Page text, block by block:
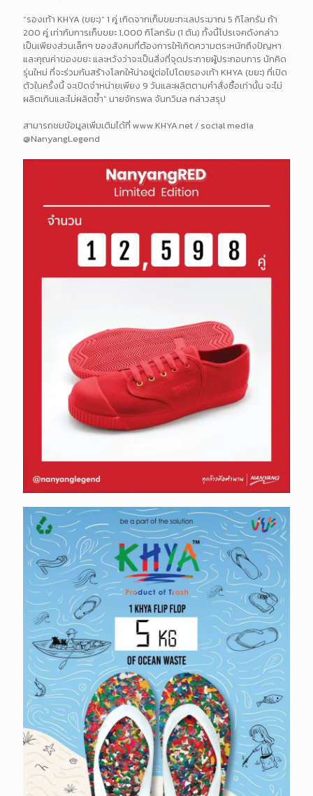
“รองเท้า KHYA (ขยะ)” 1 คู่ เกิดจากเก็บขยะทะเลประมาณ 5 กิโลกรัม ถ้า
200 คู่ เท่ากับการเก็บขยะ 1,000 กิโลกรัม (1 ตัน) ทั้งนี้โปรเจคดังกล่าว
เป็นเพียงส่วนเล็กๆ ของสังคมที่ต้องการให้เกิดความตระหนักถึงปัญหา
และคุณค่าของขยะ และหวังว่าจะเป็นสิ่งที่จุดประกายผู้ประกอบการ นักคิด
รุ่นใหม่ ที่จะร่วมกันสร้างโลกให้น่าอยู่ต่อไปโดยรองเท้า KHYA (ขยะ) ที่เปิด
ตัวในครั้งนี้ จะเปิดจำหน่ายเพียง 9 วันและผลิตตามคำสั่งซื้อเท่านั้น จะไม่
ผลิตเกินและไม่ผลิตซ้ำ” นายจักรพล จันทวิมล กล่าวสรุป
สามารถชมข้อมูลเพิ่มเติมได้ที่ www.KHYA.net / social media
@NanyangLegend